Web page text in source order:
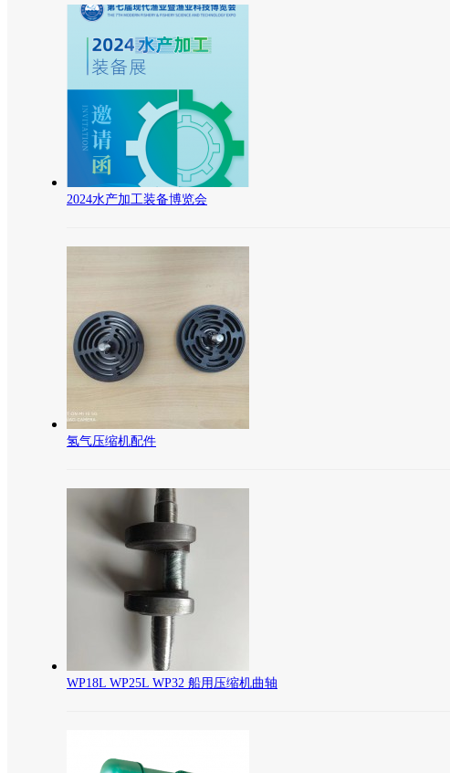
2024水产加工装备博览会
氢气压缩机配件
WP18L WP25L WP32 船用压缩机曲轴